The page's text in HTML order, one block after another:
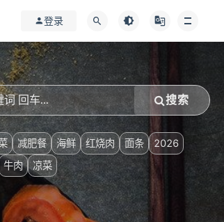
登录
搜索
减肥餐 海鲜 红烧肉 面条
2026
牛肉 凉菜